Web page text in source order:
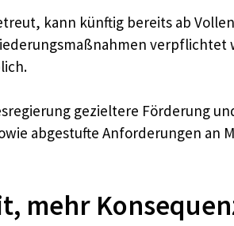
kann künftig bereits ab
verpflichtet
gezieltere Förderung
abgestufte Anforderungen an
mehr